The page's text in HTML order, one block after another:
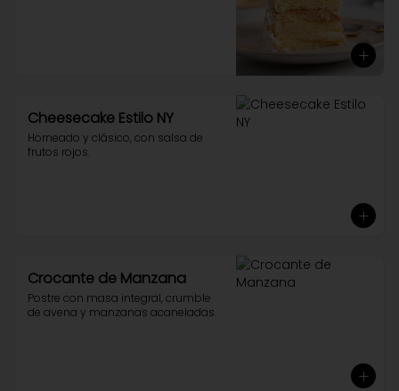
Cheesecake Estilo NY
Horneado y clásico, con salsa de
frutos rojos.
Crocante de Manzana
Postre con masa integral, crumble
de avena y manzanas acaneladas.